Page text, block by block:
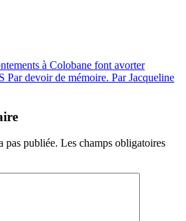
à Colobane font avorter
Par devoir de mémoire. Par Jacqueline
pas publiée. Les champs obligatoires